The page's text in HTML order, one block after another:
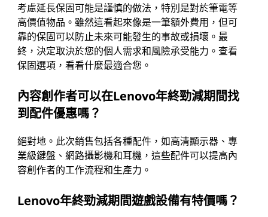
考慮延長保固可能是謹慎的做法，特別是對於筆電等
高價值物品。雖然這看起來像是一筆額外費用，但可
靠的保固可以防止未來可能發生的事故或損壞。最
終，決定取決於您的個人需求和風險承受能力。查看
保固選項，看看什麼最適合您。
內容創作者可以在Lenovo年終勁減期間找
到配件優惠嗎？
絕對地。此次銷售包括各種配件，如高清顯示器、專
業級鍵盤、網路攝影機和耳機，這些配件可以提高內
容創作者的工作流程和生產力。
Lenovo年終勁減期間遊戲設備有特價嗎？